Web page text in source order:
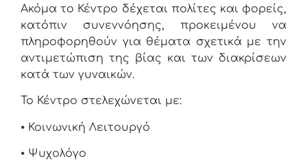
Ακόμα το Κέντρο δέχεται πολίτες και φορείς,
κατόπιν συνεννόησης, προκειμένου να
πληροφορηθούν για θέματα σχετικά με την
αντιμετώπιση της βίας και των διακρίσεων
κατά των γυναικών.
Το Κέντρο στελεχώνεται με:
⦁ Κοινωνική Λειτουργό
⦁ Ψυχολόγο